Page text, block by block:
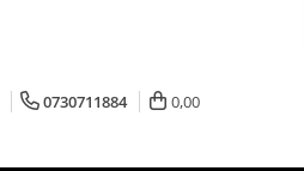
0730711884 0,00